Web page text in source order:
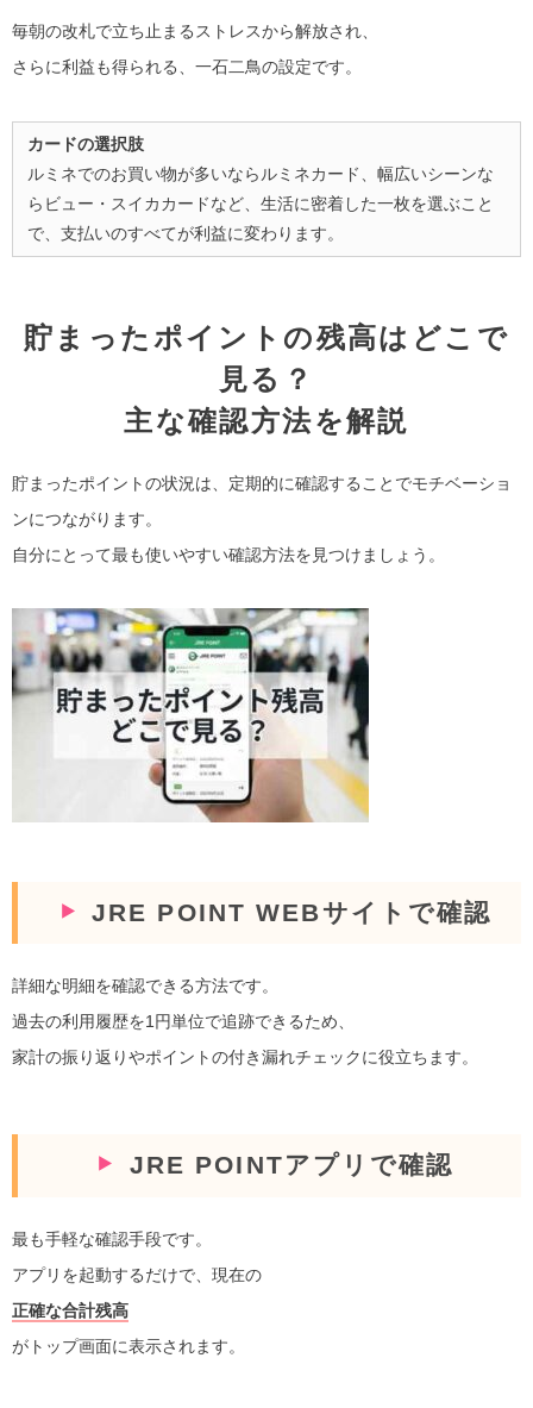
毎朝の改札で立ち止まるストレスから解放され、
さらに利益も得られる、一石二鳥の設定です。
カードの選択肢
ルミネでのお買い物が多いならルミネカード、幅広いシーンな
らビュー・スイカカードなど、生活に密着した一枚を選ぶこと
で、支払いのすべてが利益に変わります。
貯まったポイントの残高はどこで
見る？
主な確認方法を解説
貯まったポイントの状況は、定期的に確認することでモチベーショ
ンにつながります。
自分にとって最も使いやすい確認方法を見つけましょう。
JRE POINT WEBサイトで確認
詳細な明細を確認できる方法です。
過去の利用履歴を1円単位で追跡できるため、
家計の振り返りやポイントの付き漏れチェックに役立ちます。
JRE POINTアプリで確認
最も手軽な確認手段です。
アプリを起動するだけで、現在の
正確な合計残高
がトップ画面に表示されます。